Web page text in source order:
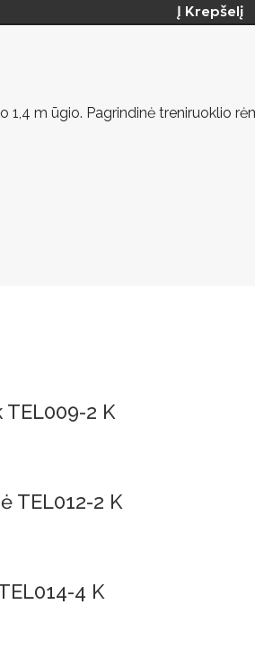
Į Krepšelį
1,4 m ūgio. Pagrindinė
2 K
TEL012-2 K
4 K